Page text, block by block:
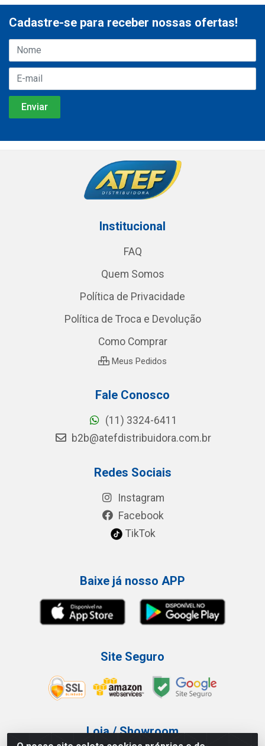
Cadastre-se para receber nossas ofertas!
Institucional
FAQ
Quem Somos
Política de Privacidade
Política de Troca e Devolução
Como Comprar
Meus Pedidos
Fale Conosco
(11) 3324-6411
b2b@atefdistribuidora.com.br
Redes Sociais
Instagram
Facebook
TikTok
Baixe já nosso APP
Site Seguro
Loja / Showroom